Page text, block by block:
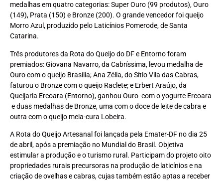
medalhas em quatro categorias: Super Ouro (99 produtos), Ouro
(149), Prata (150) e Bronze (200). O grande vencedor foi queijo
Morro Azul, produzido pelo Laticínios Pomerode, de Santa
Catarina.
Três produtores da Rota do Queijo do DF e Entorno foram
premiados: Giovana Navarro, da Cabríssima, levou medalha de
Ouro com o queijo Brasília; Ana Zélia, do Sítio Vila das Cabras,
faturou o Bronze com o queijo Raclete; e Erbert Araújo, da
Queijaria Ercoara (Entorno), ganhou Ouro com o yogurte Ercoara
e duas medalhas de Bronze, uma com o doce de leite de cabra e
outra com o queijo meia-cura Lobeira.
A Rota do Queijo Artesanal foi lançada pela Emater-DF no dia 25
de abril, após a premiação no Mundial do Brasil. Objetiva
estimular a produção e o turismo rural. Participam do projeto oito
propriedades rurais precursoras na produção de laticínios e na
criação de ovelhas e cabras, cujas também estão aptas a receber